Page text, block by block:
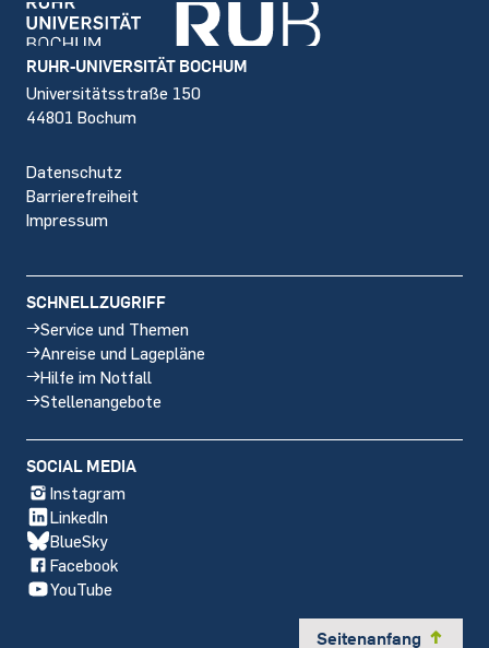
Footer
RUHR-UNIVERSITÄT BOCHUM
Universitätsstraße 150
44801 Bochum
Datenschutz
Barrierefreiheit
Impressum
SCHNELLZUGRIFF
Service und Themen
Anreise und Lagepläne
Hilfe im Notfall
Stellenangebote
SOCIAL MEDIA
Instagram
LinkedIn
BlueSky
Facebook
YouTube
Seitenanfang y